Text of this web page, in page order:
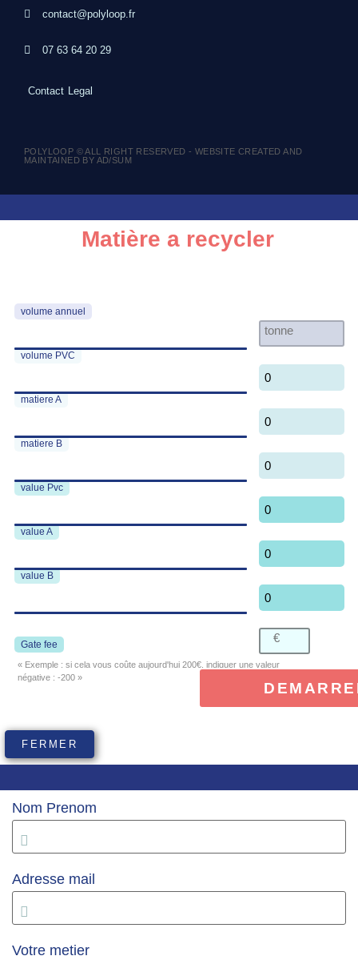
contact@polyloop.fr
07 63 64 20 29
Contact Legal
POLYLOOP © ALL RIGHT RESERVED - WEBSITE CREATED AND
MAINTAINED BY AD/SUM
Matière a recycler
volume annuel
volume PVC
0
matiere A
0
matiere B
0
value Pvc
0
value A
0
value B
0
Gate fee
« Exemple : si cela vous coûte aujourd'hui 200€, indiquer une valeur
négative : -200 »
FERMER
Nom Prenom
Adresse mail
Votre metier